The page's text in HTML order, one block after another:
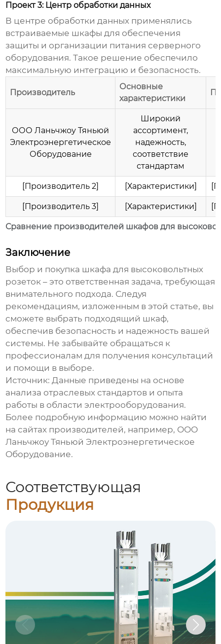
Проект 3: Центр обработки данных
В центре обработки данных применялись
встраиваемые шкафы для обеспечения
защиты и организации питания серверного
оборудования. Такое решение обеспечило
максимальную интеграцию и безопасность.
Сравнение производителей шкафов для
Производитель
Основные
характеристики
ООО Ланьчжоу Тяньюй
Электроэнергетическое
Оборудование
Широкий
ассортимент,
надежность,
соответствие
стандартам
[Производитель 2] [Характеристики]
[Производитель 3] [Характеристики]
Заключение
Выбор и покупка шкафа для высоковольтных
розеток – это ответственная задача, требующая
внимательного подхода. Следуя
рекомендациям, изложенным в этой статье, вы
сможете выбрать подходящий шкаф,
обеспечив безопасность и надежность вашей
системы. Не забывайте обращаться к
профессионалам для получения консультаций
и помощи в выборе.
Источник: Данные приведены на основе
анализа отраслевых стандартов и опыта
работы в области электрооборудования.
Более подробную информацию можно найти
на сайтах производителей, например, ООО
Ланьчжоу Тяньюй Электроэнергетическое
Оборудование.
Соответствующая
Продукция